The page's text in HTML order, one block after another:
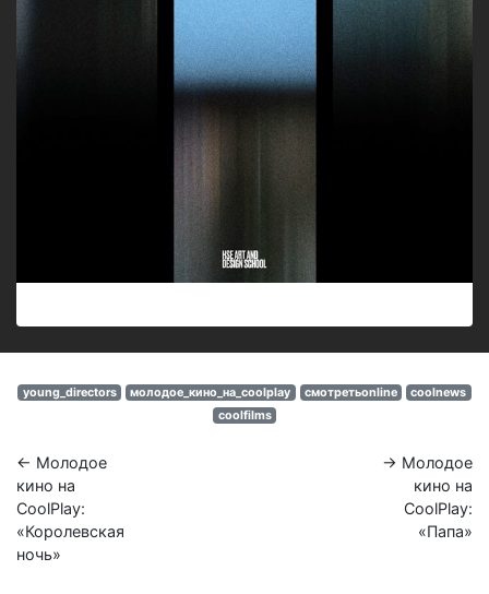
young_directors молодое_кино_на_coolplay смотретьonline
coolnews
coolfilms
← Молодое
кино на
CoolPlay:
«Королевская
ночь»
→ Молодое
кино на
CoolPlay:
«Папа»